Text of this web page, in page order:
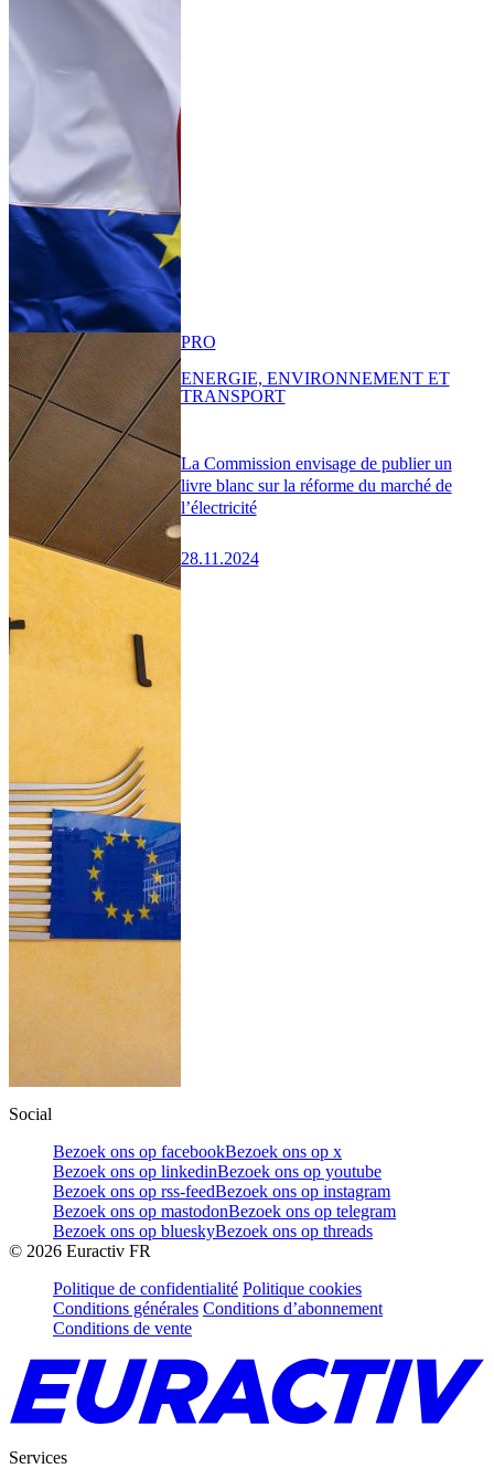
La Commission envisage de publier un
livre blanc sur la réforme du marché de
l’électricité
28.11.2024
PRO
ENERGIE, ENVIRONNEMENT ET
TRANSPORT
Social
Bezoek ons op facebookBezoek ons op x
Bezoek ons op linkedinBezoek ons op youtube
Bezoek ons op rss-feedBezoek ons op instagram
Bezoek ons op mastodonBezoek ons op telegram
Bezoek ons op blueskyBezoek ons op threads
© 2026 Euractiv FR
Politique de confidentialité Politique cookies
Conditions générales Conditions d’abonnement
Conditions de vente
Services